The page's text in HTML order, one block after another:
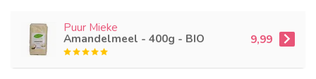
Puur Mieke
Amandelmeel - 400g - BIO 9,99